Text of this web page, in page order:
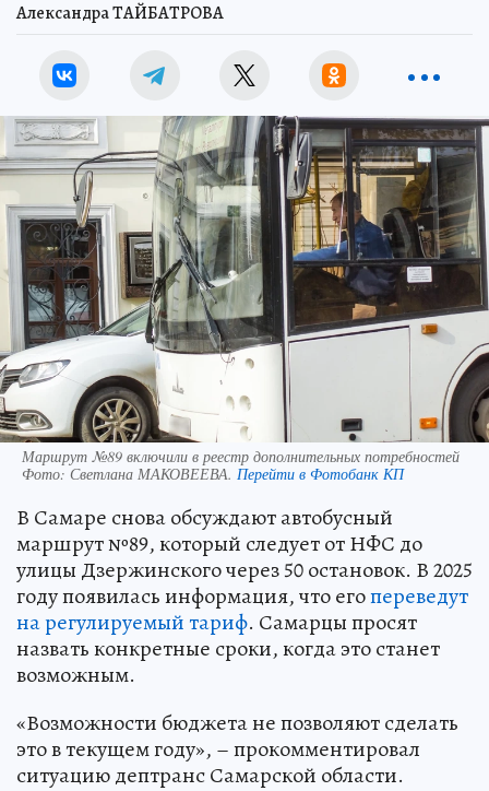
Александра ТАЙБАТРОВА
Маршрут №89 включили в реестр дополнительных потребностей
Фото: Светлана МАКОВЕЕВА. Перейти в Фотобанк КП
В Самаре снова обсуждают автобусный
маршрут №89, который следует от НФС до
улицы Дзержинского через 50 остановок. В 2025
году появилась информация, что егопереведут
на регулируемый тариф. Самарцы просят
назвать конкретные сроки, когда это станет
возможным.
«Возможности бюджета не позволяют сделать
это в текущем году», – прокомментировал
ситуацию дептранс Самарской области.